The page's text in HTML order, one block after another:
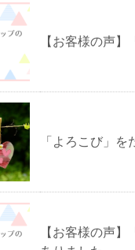
【お客様の声】
「よろこび」を
【お客様の声